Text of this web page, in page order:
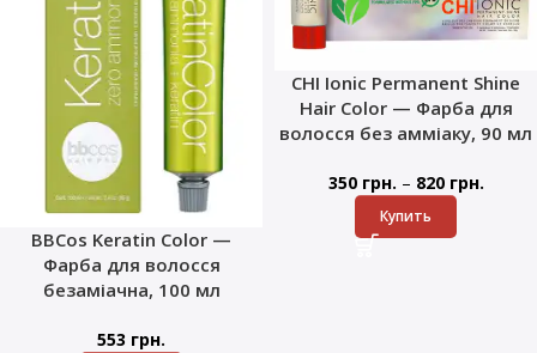
BBCos Keratin Color —
Фарба для волосся
безаміачна, 100 мл
553 грн.
CHI Ionic Permanent Shine
Hair Color — Фарба для
волосся без амміаку, 90 мл
350 грн. – 820 грн.
Купить